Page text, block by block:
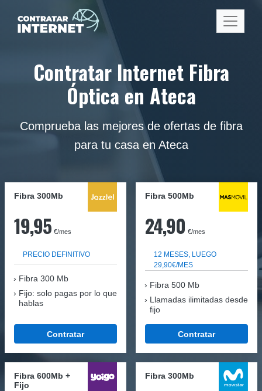
Contratar Internet Fibra
Óptica en Ateca
Comprueba las mejores de ofertas de fibra
para tu casa en Ateca
Fibra 300Mb
19,95 €/mes
PRECIO DEFINITIVO
Fibra 300 Mb
Fijo: solo pagas por lo que
hablas
Contratar
Fibra 500Mb
24,90 €/mes
12 MESES, LUEGO
29,90€/MES
Fibra 500 Mb
Llamadas ilimitadas desde
fijo
Contratar
Fibra 600Mb +
Fijo
Fibra 300Mb